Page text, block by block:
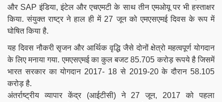
और SAP इंडिया, इंटेल और एचएमटी के साथ तीन एमओयू पर भी हस्ताक्षर
किया. संयुक्त राष्ट्र ने हाल ही में 27 जून को एमएसएमई दिवस के रूप में
घोषित किया है.
यह दिवस नौकरी सृजन और आर्थिक वृद्धि जैसे दोनों क्षेत्रो महत्वपूर्ण योगदान
के लिए मनाया गया. एमएसएमई का कुल बजट 85.705 करोड़ रूपये है जिसमें
भारत सरकार का योगदान 2017- 18 से 2019-20 के दौरान 58.105
करोड़ है.
अंतर्राष्ट्रीय व्यापार केंद्र (आईटीसी) ने 27 जून, 2017 को पहला